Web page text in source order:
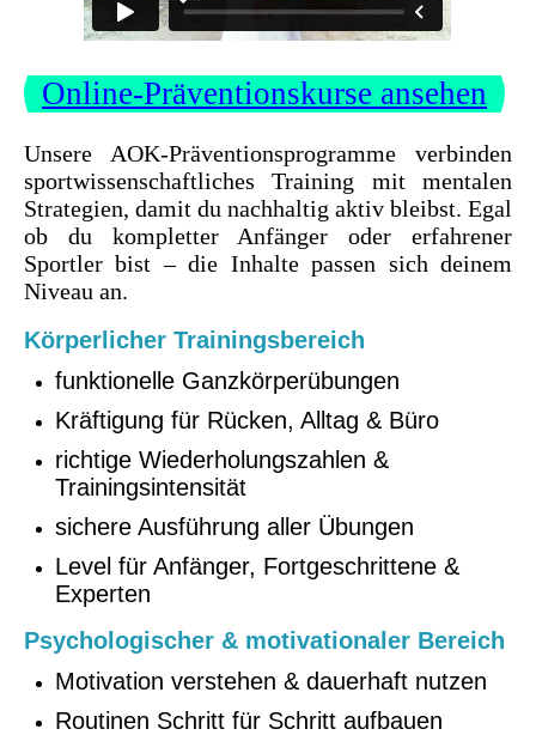
Online-Präventionskurse ansehen
Unsere AOK-Präventionsprogramme verbinden
sportwissenschaftliches Training mit mentalen
Strategien, damit du nachhaltig aktiv bleibst. Egal
ob du kompletter Anfänger oder erfahrener
Sportler bist – die Inhalte passen sich deinem
Niveau an.
Körperlicher Trainingsbereich
funktionelle Ganzkörperübungen
Kräftigung für Rücken, Alltag & Büro
richtige Wiederholungszahlen &
Trainingsintensität
sichere Ausführung aller Übungen
Level für Anfänger, Fortgeschrittene &
Experten
Psychologischer & motivationaler Bereich
Motivation verstehen & dauerhaft nutzen
Routinen Schritt für Schritt aufbauen